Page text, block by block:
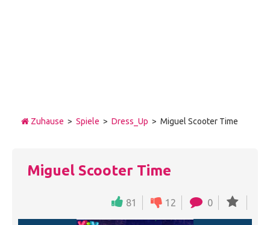
Zuhause > Spiele > Dress_Up > Miguel Scooter Time
Miguel Scooter Time
81 12 0